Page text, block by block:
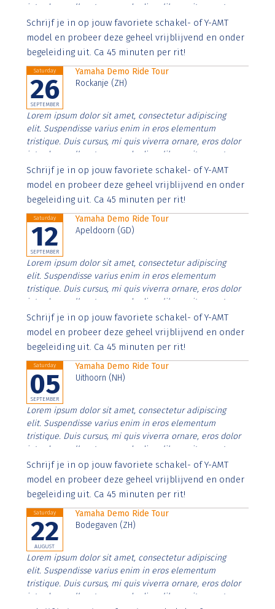
interdum nulla, ut commodo diam libero vitae erat.
Aenean faucibus nibh et justo cursus id rutrum lorem
imperdiet. Nunc ut sem vitae risus tristique posuere.
Schrijf je in op jouw favoriete schakel- of Y-AMT
model en probeer deze geheel vrijblijvend en onder
begeleiding uit. Ca 45 minuten per rit!
Saturday
26
SEPTEMBER
Yamaha Demo Ride Tour
Rockanje (ZH)
Lorem ipsum dolor sit amet, consectetur adipiscing
elit. Suspendisse varius enim in eros elementum
tristique. Duis cursus, mi quis viverra ornare, eros dolor
interdum nulla, ut commodo diam libero vitae erat.
Aenean faucibus nibh et justo cursus id rutrum lorem
imperdiet. Nunc ut sem vitae risus tristique posuere.
Schrijf je in op jouw favoriete schakel- of Y-AMT
model en probeer deze geheel vrijblijvend en onder
begeleiding uit. Ca 45 minuten per rit!
Saturday
12
SEPTEMBER
Yamaha Demo Ride Tour
Apeldoorn (GD)
Lorem ipsum dolor sit amet, consectetur adipiscing
elit. Suspendisse varius enim in eros elementum
tristique. Duis cursus, mi quis viverra ornare, eros dolor
interdum nulla, ut commodo diam libero vitae erat.
Aenean faucibus nibh et justo cursus id rutrum lorem
imperdiet. Nunc ut sem vitae risus tristique posuere.
Schrijf je in op jouw favoriete schakel- of Y-AMT
model en probeer deze geheel vrijblijvend en onder
begeleiding uit. Ca 45 minuten per rit!
Saturday
05
SEPTEMBER
Yamaha Demo Ride Tour
Uithoorn (NH)
Lorem ipsum dolor sit amet, consectetur adipiscing
elit. Suspendisse varius enim in eros elementum
tristique. Duis cursus, mi quis viverra ornare, eros dolor
interdum nulla, ut commodo diam libero vitae erat.
Aenean faucibus nibh et justo cursus id rutrum lorem
imperdiet. Nunc ut sem vitae risus tristique posuere.
Schrijf je in op jouw favoriete schakel- of Y-AMT
model en probeer deze geheel vrijblijvend en onder
begeleiding uit. Ca 45 minuten per rit!
Saturday
22
AUGUST
Yamaha Demo Ride Tour
Bodegaven (ZH)
Lorem ipsum dolor sit amet, consectetur adipiscing
elit. Suspendisse varius enim in eros elementum
tristique. Duis cursus, mi quis viverra ornare, eros dolor
interdum nulla, ut commodo diam libero vitae erat.